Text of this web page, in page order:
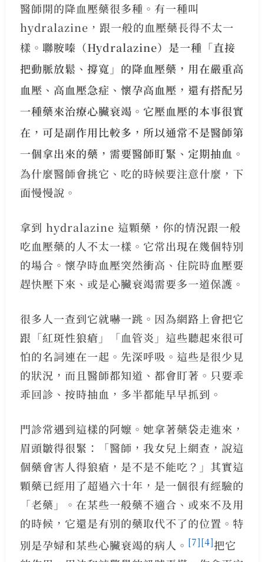
醫師開的降血壓藥很多種。有一種叫
hydralazine，跟一般的血壓藥長得不太一
樣。 聯胺嗪（Hydralazine）是一種「直接
把動脈放鬆、撐寬」的降血壓藥，用在嚴重高
血壓、高血壓急症、懷孕高血壓，還有搭配另
一種藥來治療心臟衰竭。它壓血壓的本事很實
在，可是副作用比較多，所以通常不是醫師第
一個拿出來的藥，需要醫師盯緊、定期抽血。
為什麼醫師會挑它、吃的時候要注意什麼，下
面慢慢說。
拿到 hydralazine 這顆藥，你的情況跟一般
吃血壓藥的人不太一樣。它常出現在幾個特別
的場合。懷孕時血壓突然衝高、住院時血壓要
趕快壓下來、或是心臟衰竭需要多一道保護。
很多人一查到它就嚇一跳。因為網路上會把它
跟「紅斑性狼瘡」「血管炎」這些聽起來很可
怕的名詞連在一起。先深呼吸。這些是很少見
的狀況，而且醫師都知道、都會盯著。只要乖
乖回診、按時抽血，多半都能早早抓到。
門診常遇到這樣的阿嬤。她拿著藥袋走進來，
眉頭皺得很緊：「醫師，我女兒上網查，說這
個藥會害人得狼瘡，是不是不能吃？」其實這
顆藥已經用了超過六十年，是一個很有經驗的
「老藥」。在某些一般藥不適合、或來不及用
的時候，它還是有別的藥取代不了的位置。特
別是孕婦和某些心臟衰竭的病人。 [7][4]把它